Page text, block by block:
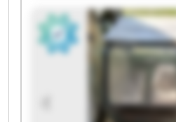
Hans Klein
Hans Klein
Hans Klein
Hans Klein
Hans Klein
Hans Klein
Hans Klein
Hans Klein